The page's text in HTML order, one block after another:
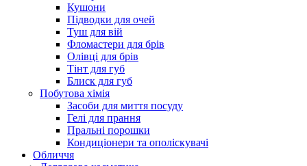
Кушони
Підводки для очей
Туш для вій
Фломастери для брів
Олівці для брів
Тінт для губ
Блиск для губ
Побутова хімія
Засоби для миття посуду
Гелі для прання
Пральні порошки
Кондиціонери та ополіскувачі
Обличчя